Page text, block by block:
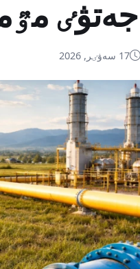
17 سەۋٸر, 2026